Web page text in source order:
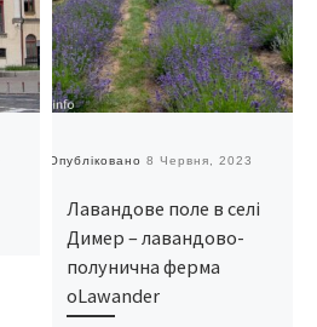
Опубліковано 8 Червня, 2023
Лавандове поле в селі
Димер – лавандово-
полунична ферма
oLawander